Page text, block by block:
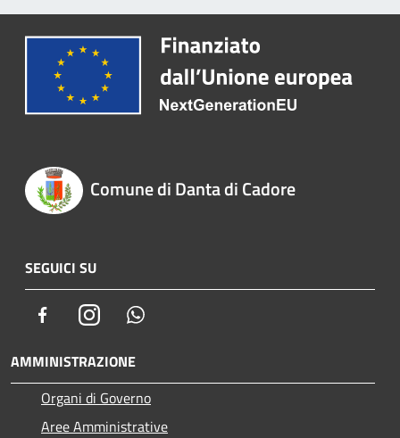
Comune di Danta di Cadore
SEGUICI SU
FacebookInstagram
AMMINISTRAZIONE
Organi di Governo
Aree Amministrative